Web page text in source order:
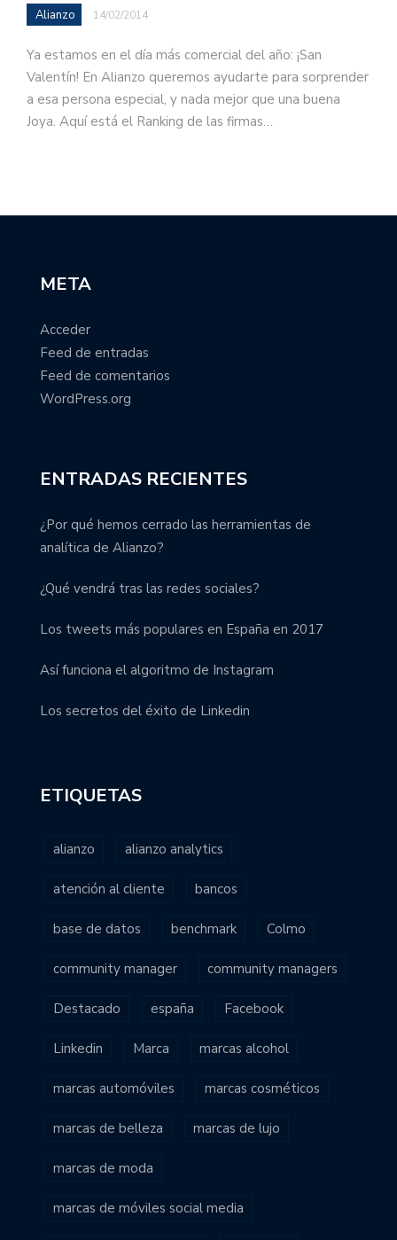
Alianzo 14/02/2014
Ya estamos en el día más comercial del año: ¡San
Valentín! En Alianzo queremos ayudarte para sorprender
a esa persona especial, y nada mejor que una buena
Joya. Aquí está el Ranking de las firmas…
META
Acceder
Feed de entradas
Feed de comentarios
WordPress.org
ENTRADAS RECIENTES
¿Por qué hemos cerrado las herramientas de
analítica de Alianzo?
¿Qué vendrá tras las redes sociales?
Los tweets más populares en España en 2017
Así funciona el algoritmo de Instagram
Los secretos del éxito de Linkedin
ETIQUETAS
alianzo alianzo analytics
atención al cliente bancos
base de datos benchmark Colmo
community manager community managers
Destacado españa Facebook
Linkedin Marca marcas alcohol
marcas automóviles marcas cosméticos
marcas de belleza marcas de lujo
marcas de moda
marcas de móviles social media